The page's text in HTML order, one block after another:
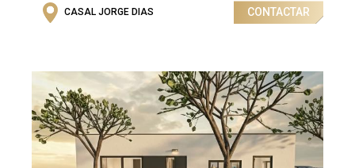
Área Bruta
CASAL JORGE DIAS CONTACTAR